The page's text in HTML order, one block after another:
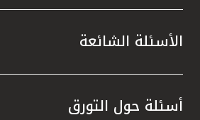
الأسئلة الشائعة
أسئلة حول التورق